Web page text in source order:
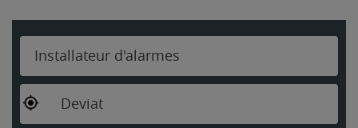
Installateur d'alarmes
Deviat